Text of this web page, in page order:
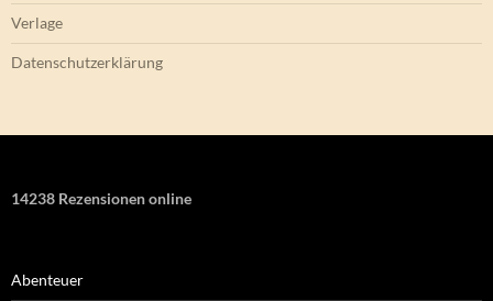
Verlage
Datenschutzerklärung
14238 Rezensionen online
Abenteuer